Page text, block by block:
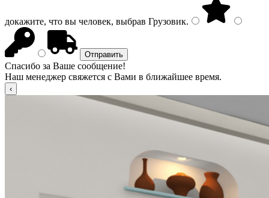
докажите, что вы человек, выбрав Грузовик.
Спасибо за Ваше сообщение!
Наш менеджер свяжется с Вами в ближайшее время.